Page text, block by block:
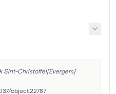
Sint-Christoffel[Evergem]
object.22787